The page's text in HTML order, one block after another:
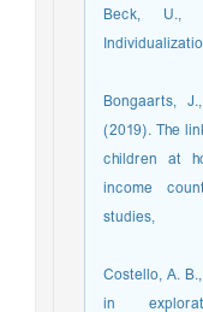
Beck, U.,
Bongaarts,
(2019). The
children at
income
Costello, A.
in